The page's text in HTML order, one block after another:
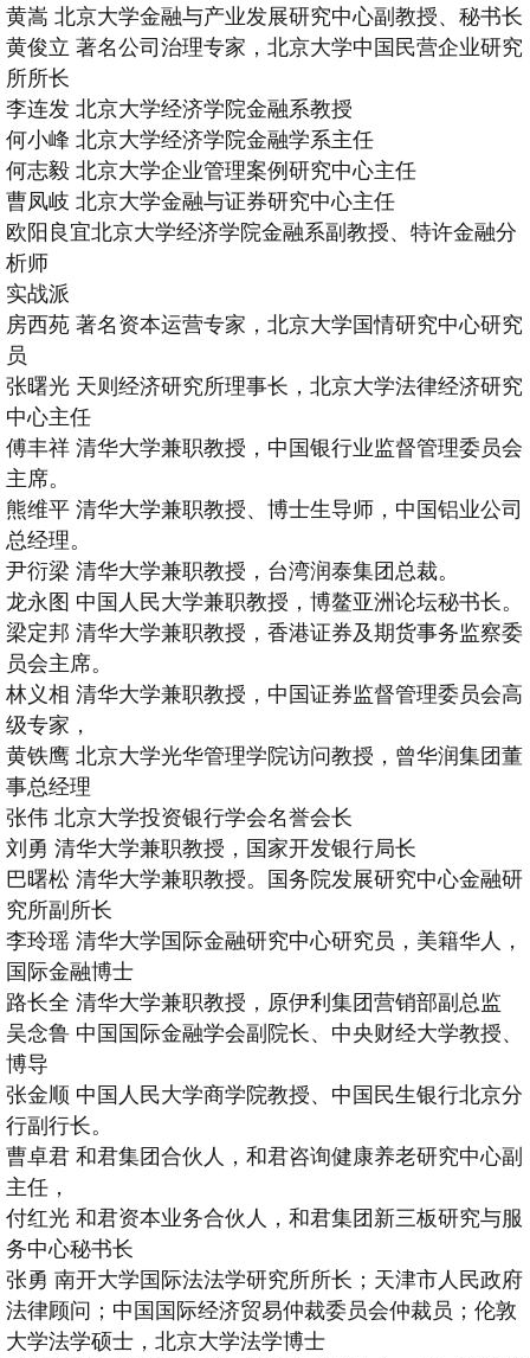
黄嵩 北京大学金融与产业发展研究中心副教授、秘书长
黄俊立 著名公司治理专家，北京大学中国民营企业研究
所所长
李连发 北京大学经济学院金融系教授
何小峰 北京大学经济学院金融学系主任
何志毅 北京大学企业管理案例研究中心主任
曹凤岐 北京大学金融与证券研究中心主任
欧阳良宜北京大学经济学院金融系副教授、特许金融分
析师
实战派
房西苑 著名资本运营专家，北京大学国情研究中心研究
员
张曙光 天则经济研究所理事长，北京大学法律经济研究
中心主任
傅丰祥 清华大学兼职教授，中国银行业监督管理委员会
主席。
熊维平 清华大学兼职教授、博士生导师，中国铝业公司
总经理。
尹衍梁 清华大学兼职教授，台湾润泰集团总裁。
龙永图 中国人民大学兼职教授，博鳌亚洲论坛秘书长。
梁定邦 清华大学兼职教授，香港证券及期货事务监察委
员会主席。
林义相 清华大学兼职教授，中国证券监督管理委员会高
级专家，
黄铁鹰 北京大学光华管理学院访问教授，曾华润集团董
事总经理
张伟 北京大学投资银行学会名誉会长
刘勇 清华大学兼职教授，国家开发银行局长
巴曙松 清华大学兼职教授。国务院发展研究中心金融研
究所副所长
李玲瑶 清华大学国际金融研究中心研究员，美籍华人，
国际金融博士
路长全 清华大学兼职教授，原伊利集团营销部副总监
吴念鲁 中国国际金融学会副院长、中央财经大学教授、
博导
张金顺 中国人民大学商学院教授、中国民生银行北京分
行副行长。
曹卓君 和君集团合伙人，和君咨询健康养老研究中心副
主任，
付红光 和君资本业务合伙人，和君集团新三板研究与服
务中心秘书长
张勇 南开大学国际法法学研究所所长；天津市人民政府
法律顾问；中国国际经济贸易仲裁委员会仲裁员；伦敦
大学法学硕士，北京大学法学博士